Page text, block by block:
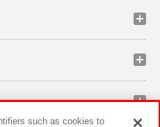
such as cookies to